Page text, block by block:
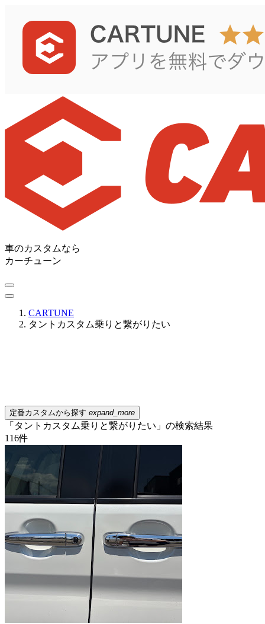
車のカスタムなら
カーチューン
CARTUNE
タントカスタム乗りと繋がりたい
定番カスタムから探す expand_more
「タントカスタム乗りと繋がりたい」の検索結果
116件